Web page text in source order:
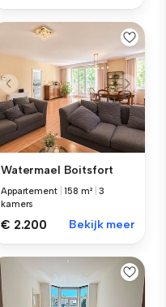
Watermael Boitsfort
Appartement |158 m² |3
kamers
€ 2.200 Bekijk meer